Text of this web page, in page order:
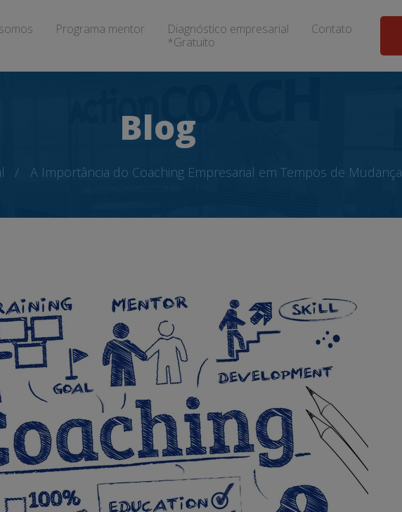
Programa mentor
Diagnóstico empresarial
*Gratuito
Contato
Blog
A Importância do Coaching Empresarial em Tempos de Mudança